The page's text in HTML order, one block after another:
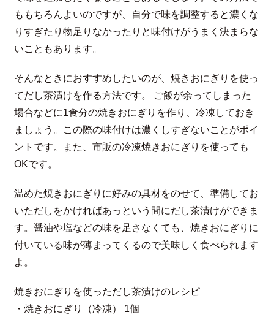
ももちろんよいのですが、自分で味を調整すると濃くな
りすぎたり物足りなかったりと味付けがうまく決まらな
いこともあります。
そんなときにおすすめしたいのが、焼きおにぎりを使っ
てだし茶漬けを作る方法です。 ご飯が余ってしまった
場合などに1食分の焼きおにぎりを作り、冷凍しておき
ましょう。この際の味付けは濃くしすぎないことがポイ
ントです。また、市販の冷凍焼きおにぎりを使っても
OKです。
温めた焼きおにぎりに好みの具材をのせて、準備してお
いただしをかければあっという間にだし茶漬けができま
す。醤油や塩などの味を足さなくても、焼きおにぎりに
付いている味が薄まってくるので美味しく食べられます
よ。
焼きおにぎりを使っただし茶漬けのレシピ
・焼きおにぎり（冷凍） 1個